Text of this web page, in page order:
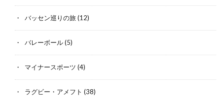
バッセン巡りの旅(12)
バレーボール(5)
マイナースポーツ (4)
ラグビー・アメフト (38)